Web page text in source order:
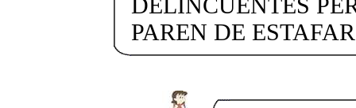
PAREN DE ESTAFAR